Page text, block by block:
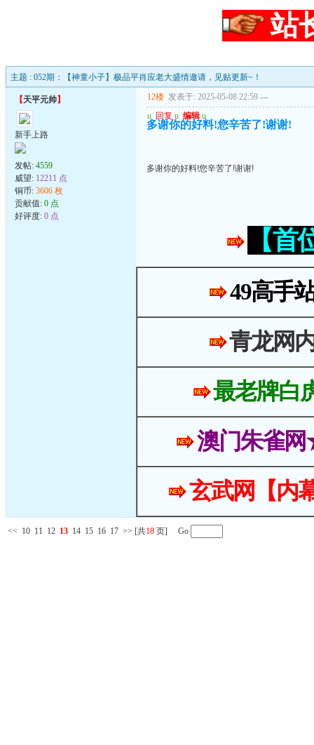
站
主题 : 052期：【神童小子】极品平肖应老大盛情邀请，见贴更新~！
【天平元帅】
新手上路
发帖: 4559
威望: 12211 点
铜币: 3606 枚
贡献值: 0 点
好评度: 0 点
12楼 发表于: 2025-05-08 22:59 ---
u 回复 u 编辑 u
多谢你的好料!您辛苦了!谢谢!
多谢你的好料!您辛苦了!谢谢!
【
49高手
青龙网
最老牌白
澳门朱雀
玄武网【内
<< 10 11 12 13 14 15 16 17 >> [共18 页] Go